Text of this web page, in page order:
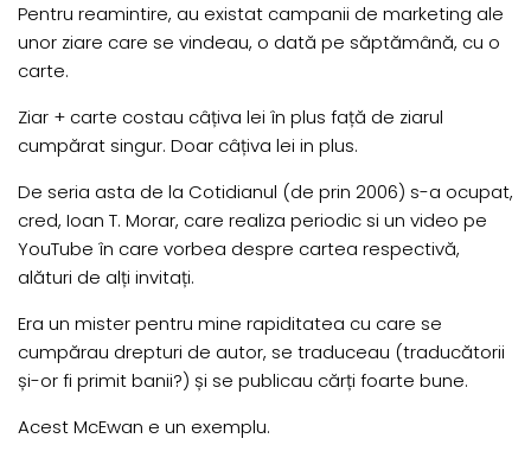
Pentru reamintire, au existat campanii de marketing ale
unor ziare care se vindeau, o dată pe săptămână, cu o
carte.
Ziar + carte costau câțiva lei în plus față de ziarul
cumpărat singur. Doar câțiva lei in plus.
De seria asta de la Cotidianul (de prin 2006) s-a ocupat,
cred, Ioan T. Morar, care realiza periodic si un video pe
YouTube în care vorbea despre cartea respectivă,
alături de alți invitați.
Era un mister pentru mine rapiditatea cu care se
cumpărau drepturi de autor, se traduceau (traducătorii
și-or fi primit banii?) și se publicau cărți foarte bune.
Acest McEwan e un exemplu.